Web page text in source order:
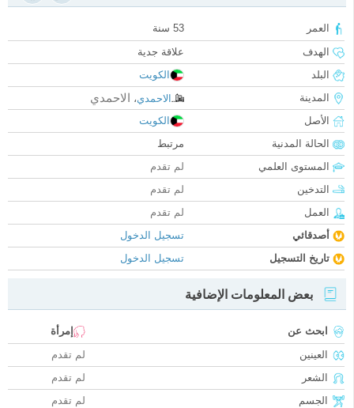
العمر
53 سنة
الهدف
علاقة جدية
البلد
الكويت
المدينة
الاحمدي، الاحمدي
الأصل
الكويت
الحالة المدنية
مرتبط
المستوى العلمي
لم تقدم
التدخين
لم تقدم
العمل
لم تقدم
أصدقائي
تسجيل الدخول
تاريخ التسجيل
تسجيل الدخول
بعض المعلومات الإضافية
ابحث عن
إمرأة
العينين
لم تقدم
الشعر
لم تقدم
الجسم
لم تقدم